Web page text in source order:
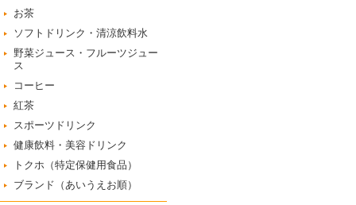
お茶
ソフトドリンク・清涼飲料水
野菜ジュース・フルーツジュー
ス
コーヒー
紅茶
スポーツドリンク
健康飲料・美容ドリンク
トクホ（特定保健用食品）
ブランド（あいうえお順）